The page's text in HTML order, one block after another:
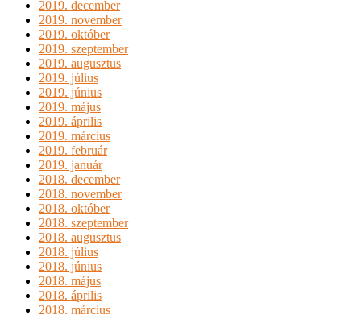
2019. december
2019. november
2019. október
2019. szeptember
2019. augusztus
2019. július
2019. június
2019. május
2019. április
2019. március
2019. február
2019. január
2018. december
2018. november
2018. október
2018. szeptember
2018. augusztus
2018. július
2018. június
2018. május
2018. április
2018. március